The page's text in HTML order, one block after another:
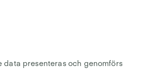
data presenteras och genomförs